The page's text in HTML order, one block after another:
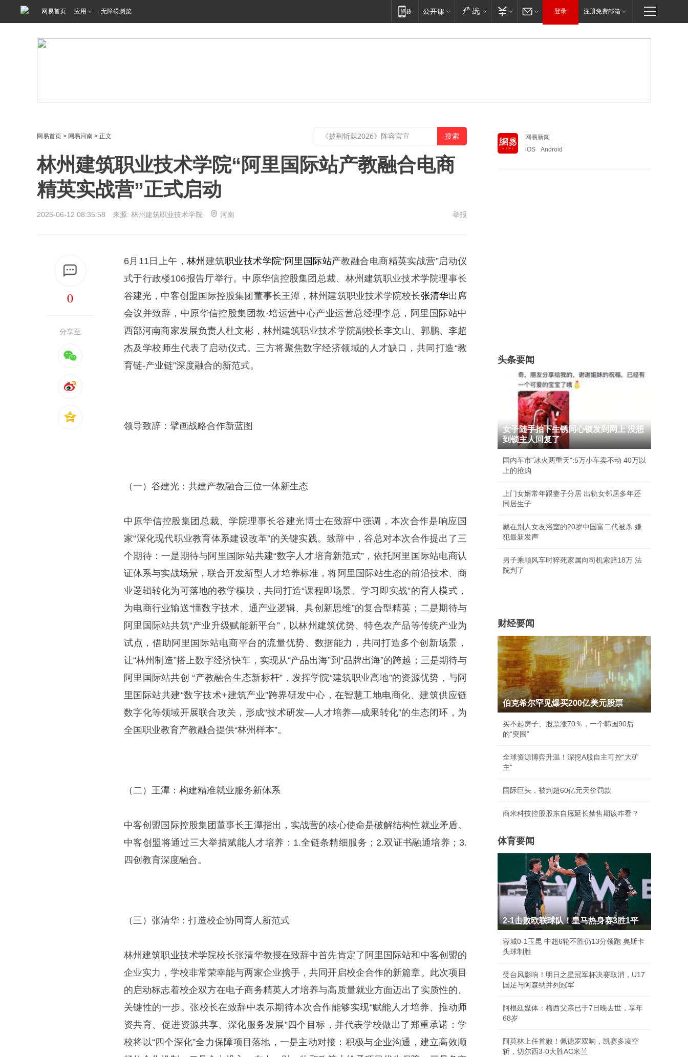
网易首页 应用 无障碍浏览 登录 注册免费邮箱
网易首页 > 网易河南 > 正文
林州建筑职业技术学院“阿里国际站产教融合电商
精英实战营”正式启动
2025-06-12 08:35:58 来源: 林州建筑职业技术学院 河南 举报
0
分享至
6月11日上午，林州 建筑职业技术学院“ 阿里国际站产教融合电商精英实战营”启动仪
式于行政楼106报告厅举行。中原华信控股集团总裁、林州建筑职业技术学院理事长
谷建光，中客创盟国际控股集团董事长王潭，林州建筑职业技术学院校长张清华出席
会议并致辞，中原华信控股集团教·培运营中心产业运营总经理李总，阿里国际站中
西部河南商家发展负责人杜文彬，林州建筑职业技术学院副校长李文山、郭鹏、李超
杰及学校师生代表了启动仪式。三方将聚焦数字经济领域的人才缺口，共同打造“教
育链-产业链”深度融合的新范式。
领导致辞：擘画战略合作新蓝图
（一）谷建光：共建产教融合三位一体新生态
中原华信控股集团总裁、学院理事长谷建光博士在致辞中强调，本次合作是响应国
家“深化现代职业教育体系建设改革”的关键实践。致辞中，谷总对本次合作提出了三
个期待：一是期待与阿里国际站共建“数字人才培育新范式”，依托阿里国际站电商认
证体系与实战场景，联合开发新型人才培养标准，将阿里国际站生态的前沿技术、商
业逻辑转化为可落地的教学模块，共同打造“课程即场景、学习即实战”的育人模式，
为电商行业输送“懂数字技术、通产业逻辑、具创新思维”的复合型精英；二是期待与
阿里国际站共筑“产业升级赋能新平台”，以林州建筑优势、特色农产品等传统产业为
试点，借助阿里国际站电商平台的流量优势、数据能力，共同打造多个创新场景，
让“林州制造”搭上数字经济快车，实现从“产品出海”到“品牌出海”的跨越；三是期待与
阿里国际站共创 “产教融合生态新标杆”，发挥学院“建筑职业高地”的资源优势，与阿
里国际站共建“数字技术+建筑产业”跨界研发中心，在智慧工地电商化、建筑供应链
数字化等领域开展联合攻关，形成“技术研发—人才培养—成果转化”的生态闭环，为
全国职业教育产教融合提供“林州样本”。
（二）王潭：构建精准就业服务新体系
中客创盟国际控股集团董事长王潭指出，实战营的核心使命是破解结构性就业矛盾。
中客创盟将通过三大举措赋能人才培养：1.全链条精细服务；2.双证书融通培养；3.
四创教育深度融合。
（三）张清华：打造校企协同育人新范式
林州建筑职业技术学院校长张清华教授在致辞中首先肯定了阿里国际站和中客创盟的
企业实力，学校非常荣幸能与两家企业携手，共同开启校企合作的新篇章。此次项目
的启动标志着校企双方在电子商务精英人才培养与高质量就业方面迈出了实质性的、
关键性的一步。张校长在致辞中表示期待本次合作能够实现“赋能人才培养、推动师
资共育、促进资源共享、深化服务发展”四个目标，并代表学校做出了郑重承诺：学
校将以“四个深化”全力保障项目落地，一是主动对接：积极与企业沟通，建立高效顺
网易新闻
iOS
Android
头条要闻
女子随手拍下生锈同心锁发到网上 没想
到锁主人回复了
国内车市"冰火两重天":5万小车卖不动 40万以
上的抢购
上门女婿常年跟妻子分居 出轨女邻居多年还
同居生子
藏在别人女友浴室的20岁中国富二代被杀 嫌
犯最新发声
男子乘顺风车时猝死家属向司机索赔18万 法
院判了
财经要闻
伯克希尔罕见爆买200亿美元股票
买不起房子、股票涨70％，一个韩国90后
的“突围”
全球资源博弈升温！深挖A股自主可控“大矿
主”
国际巨头，被判超60亿元天价罚款
商米科技控股股东自愿延长禁售期该咋看？
体育要闻
2-1击败欧联球队！皇马热身赛3胜1平
蓉城0-1玉昆 中超6轮不胜仍13分领跑 奥斯卡
头球制胜
受台风影响！明日之星冠军杯决赛取消，U17
国足与阿森纳并列冠军
阿根廷媒体：梅西父亲已于7日晚去世，享年
68岁
阿莫林上任首败！佩德罗双响，凯赛多凌空
斩，切尔西3-0大胜AC米兰